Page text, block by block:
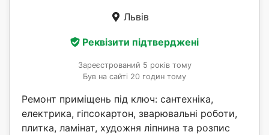
Львів
Реквізити підтверджені
Зареєстрований 5 років тому
Був на сайті 20 годин тому
Ремонт приміщень під ключ: сантехніка,
електрика, гіпсокартон, зварювальні роботи,
плитка, ламінат, художня ліпнина та розпис